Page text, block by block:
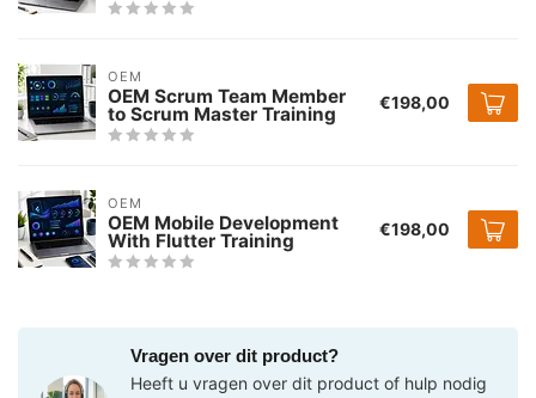
OEM
OEM Scrum Team Member
to Scrum Master Training €198,00
OEM
OEM Mobile Development
With Flutter Training €198,00
Vragen over dit product?
Heeft u vragen over dit product of hulp nodig